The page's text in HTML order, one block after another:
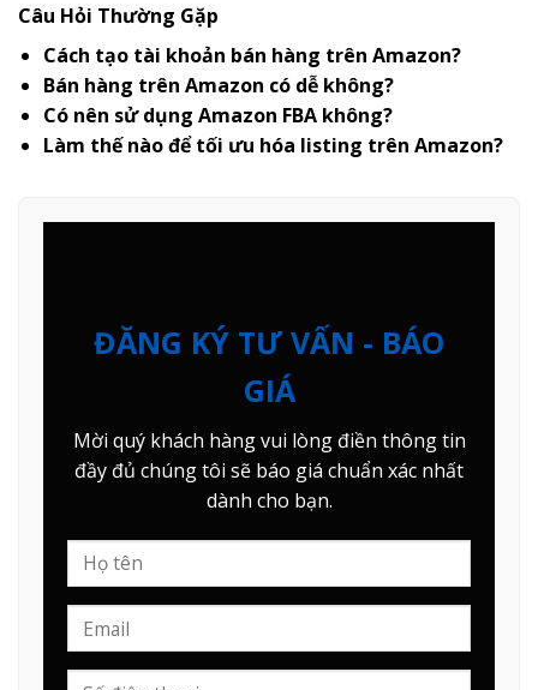
Câu Hỏi Thường Gặp
Cách tạo tài khoản bán hàng trên Amazon?
Bán hàng trên Amazon có dễ không?
Có nên sử dụng Amazon FBA không?
Làm thế nào để tối ưu hóa listing trên Amazon?
ĐĂNG KÝ TƯ VẤN - BÁO
GIÁ
Mời quý khách hàng vui lòng điền thông tin
đầy đủ chúng tôi sẽ báo giá chuẩn xác nhất
dành cho bạn.